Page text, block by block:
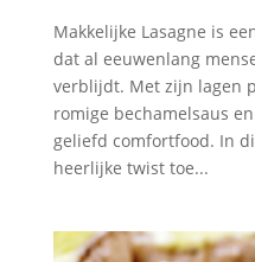
Makkelijke Lasagne is
dat al eeuwenlang
verblijdt. Met zijn lagen
romige bechamelsaus
geliefd comfortfood. In
heerlijke twist toe...